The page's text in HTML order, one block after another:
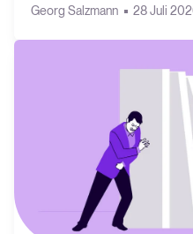
Georg Salzmann 28 Juli